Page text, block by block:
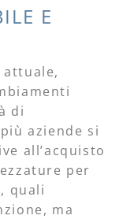
E
di
aziende si
all’acquisto
per
quali
ma